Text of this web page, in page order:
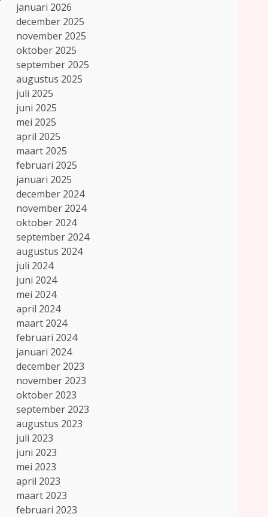
januari 2026
december 2025
november 2025
oktober 2025
september 2025
augustus 2025
juli 2025
juni 2025
mei 2025
april 2025
maart 2025
februari 2025
januari 2025
december 2024
november 2024
oktober 2024
september 2024
augustus 2024
juli 2024
juni 2024
mei 2024
april 2024
maart 2024
februari 2024
januari 2024
december 2023
november 2023
oktober 2023
september 2023
augustus 2023
juli 2023
juni 2023
mei 2023
april 2023
maart 2023
februari 2023